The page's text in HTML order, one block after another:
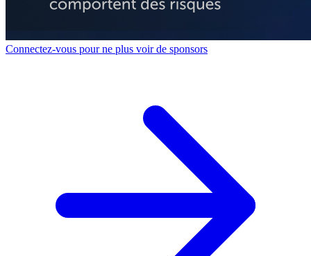
Connectez-vous pour ne plus voir de sponsors